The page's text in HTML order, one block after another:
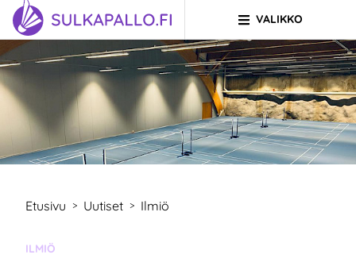
Siirry sivun sisältöön
SIIRRY ETUSIVULLE
VALIKKO
Etusivu > Uutiset > Ilmiö
KATEGORIA:
ILMIÖ